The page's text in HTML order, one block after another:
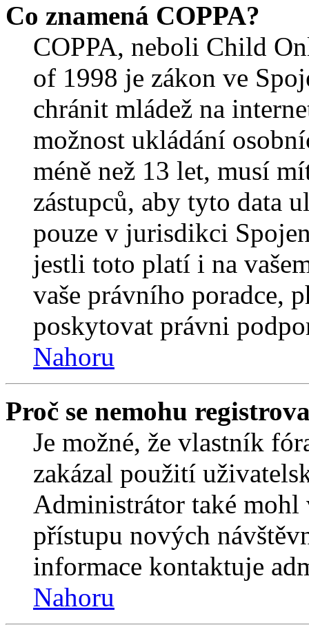
Co znamená COPPA?
COPPA, neboli Child
of 1998 je zákon ve
chránit mládež na
možnost ukládání
méně než 13 let, musí
zástupců, aby tyto data
pouze v jurisdikci
jestli toto platí i na
vaše právního poradce,
poskytovat právni
Nahoru
Proč se nemohu
Je možné, že vlastník
zakázal použití
Administrátor také mohl
přístupu nových
informace kontaktuje
Nahoru